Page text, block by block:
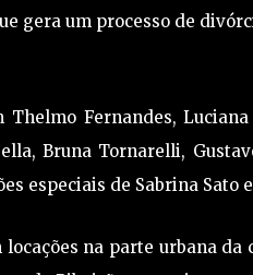
gera um processo de
Thelmo Fernandes,
Bruna Tornarelli,
especiais de Sabrina Sato
na parte urbana da